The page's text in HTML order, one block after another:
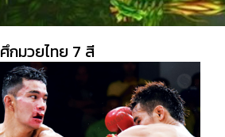
ศึกมวยไทย 7 สี